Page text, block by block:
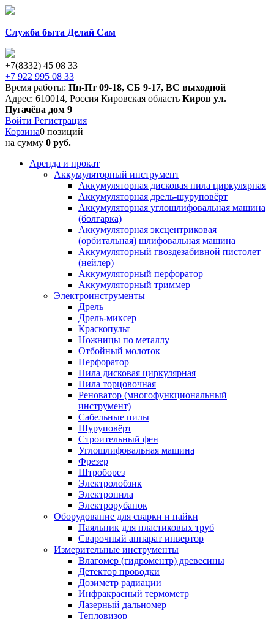
Служба быта Делай Сам
+7(8332) 45 08 33
+7 922 995 08 33
Время работы: Пн-Пт 09-18, СБ 9-17, ВС выходной
Адрес: 610014, Россия Кировская область Киров ул.
Пугачёва дом 9
Войти Регистрация
Корзина0 позиций
на сумму 0 руб.
Аренда и прокат
Аккумуляторный инструмент
Аккумуляторная дисковая пила циркулярная
Аккумуляторная дрель-шуруповёрт
Аккумуляторная углошлифовальная машина
(болгарка)
Аккумуляторная эксцентриковая
(орбитальная) шлифовальная машина
Аккумуляторный гвоздезабивной пистолет
(нейлер)
Аккумуляторный перфоратор
Аккумуляторный триммер
Электроинструменты
Дрель
Дрель-миксер
Краскопульт
Ножницы по металлу
Отбойный молоток
Перфоратор
Пила дисковая циркулярная
Пила торцовочная
Реноватор (многофункциональный
инструмент)
Сабельные пилы
Шуруповёрт
Строительный фен
Углошлифовальная машина
Фрезер
Штроборез
Электролобзик
Электропила
Электрорубанок
Оборудование для сварки и пайки
Паяльник для пластиковых труб
Сварочный аппарат инвертор
Измерительные инструменты
Влагомер (гидроментр) древесины
Детектор проводки
Дозиметр радиации
Инфракрасный термометр
Лазерный дальномер
Тепловизор